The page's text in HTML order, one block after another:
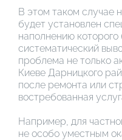
В этом таком случае
будет установлен
наполнению которого
систематический
проблема не только
Киеве Дарницкого
после ремонта или
востребованная
Например, для
не особо уместным